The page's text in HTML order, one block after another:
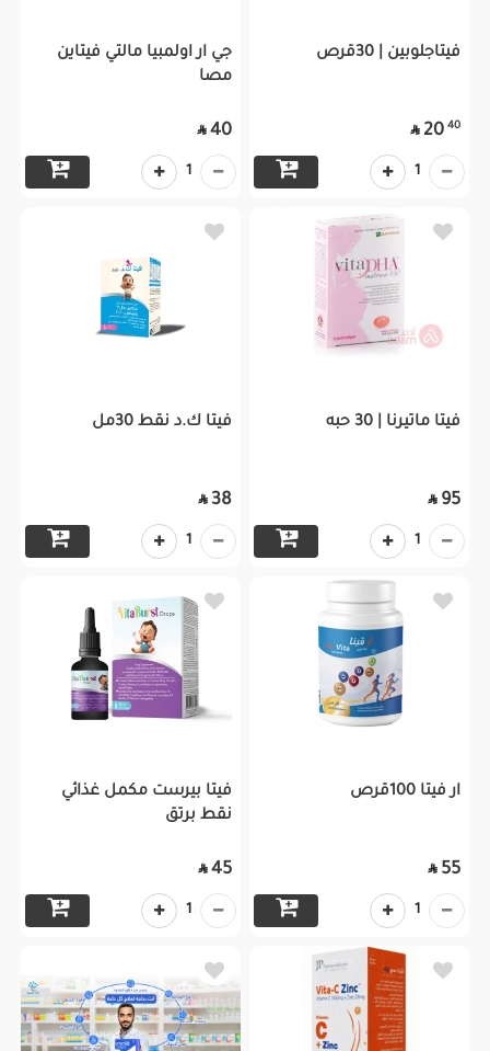
فيتاجلوبين | 30قرص
40
20

1
جي ار اولمبيا مالتي فيتاين
مصا
40

1
فيتا ماتيرنا | 30 حبه
95

1
فيتا ك.د نقط 30مل
38

1
ار فيتا 100قرص
55

1
فيتا بيرست مكمل غذائي
نقط برتق
45

1